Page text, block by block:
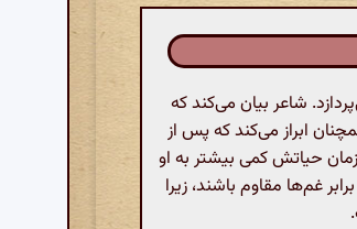
شاعر بیان می‌کند که
ابراز می‌کند که پس از
حیاتش کمی بیشتر به او
غم‌ها مقاوم باشند، زیرا